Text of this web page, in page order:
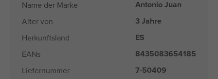
Name der Marke Antonio Juan
Alter von 3 Jahre
Herkunftsland ES
EANs 8435083654185
Liefernummer 7-50409